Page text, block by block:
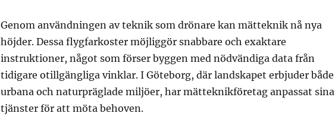
Genom användningen av teknik som drönare kan mätteknik nå nya
höjder. Dessa flygfarkoster möjliggör snabbare och exaktare
instruktioner, något som förser byggen med nödvändiga data från
tidigare otillgängliga vinklar. I Göteborg, där landskapet erbjuder både
urbana och naturpräglade miljöer, har mätteknikföretag anpassat sina
tjänster för att möta behoven.